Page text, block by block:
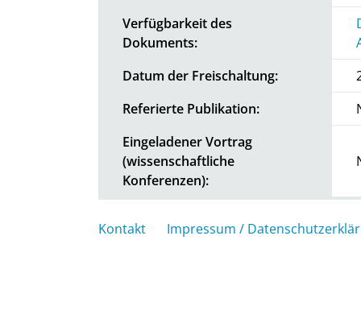
Verfügbarkeit des
Dokuments:
Datum der Freischaltung:
Referierte Publikation:
Eingeladener Vortrag
(wissenschaftliche
Konferenzen):
Kontakt Impressum /